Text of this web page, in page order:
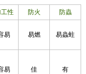
工性 防火 防蟲
易 易燃 易蟲蛀
易 佳 有